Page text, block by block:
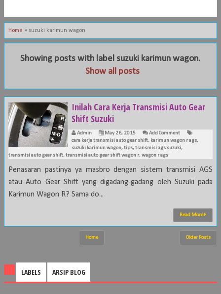
Home » suzuki karimun wagon
Showing posts with label suzuki karimun wagon.
Show all posts
Inilah Cara Kerja Transmisi Auto Gear
Shift Suzuki
Admin May 26, 2015
Add Comment
cara kerja transmisi auto gear shift, karimun wagon r ags,
suzuki karimun wagon,tips,transmisi ags suzuki,
transmisi auto gear shift,transmisi auto gear shift wagon r,wagon r ags
Penasaran pastinya ya masbro dengan sistem transmisi AGS
atau Auto Gear Shift yang digadang-gadang oleh Suzuki pada
Karimun Wagon R? Sama do...
Read More
Older Posts
Home
LABELS ARSIP BLOG